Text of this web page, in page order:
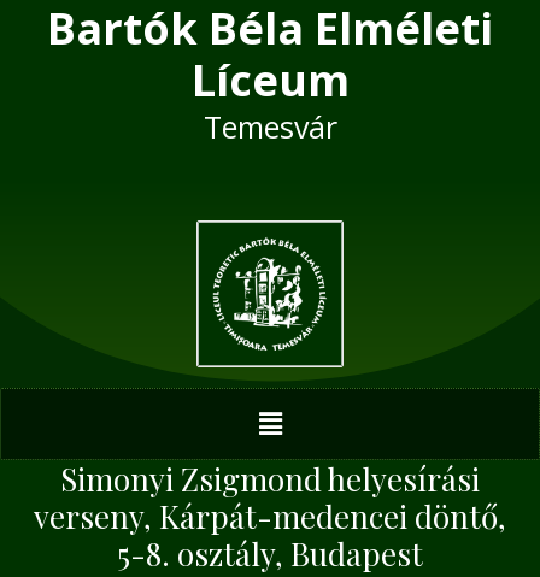
Bartók Béla Elméleti
Líceum
Temesvár
Menu
Simonyi Zsigmond helyesírási
verseny, Kárpát-medencei döntő,
5-8. osztály, Budapest
Post
navigation